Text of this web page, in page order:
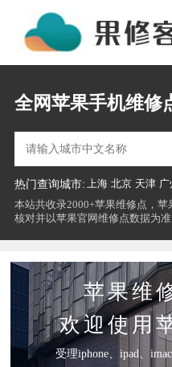
全网苹果手机维修
热门查询城市: 上海 北京 天津 广
本站共收录2000+苹果维修点，
核对并以苹果官网维修点数据为准
苹果维
欢迎使用
受理iphone、ipad、